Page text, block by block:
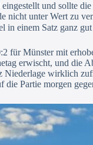
und sollte
nicht unter Wert zu
in einem Satz ganz
für Münster mit
erwischt, und
wirklich
Partie morgen